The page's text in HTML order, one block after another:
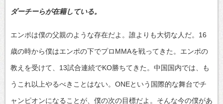
ダーチーらが在籍している。
エンポは僕の父親のような存在だよ。誰よりも大切な人だ。16
歳の時から僕はエンポの下でプロMMAを戦ってきた。エンポの
教えを受けて、13試合連続でKO勝ちてきた。中国国内では、も
うこれ以上やるべきことはない。ONEという国際的な舞台でチ
ャンピオンになることが、僕の次の目標だよ。そんな今の僕があ